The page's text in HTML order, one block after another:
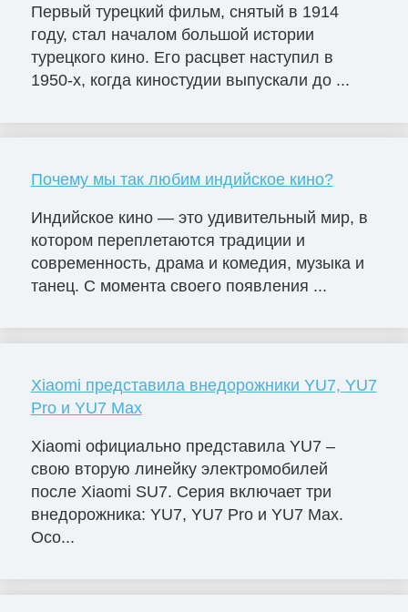
Первый турецкий фильм, снятый в 1914
году, стал началом большой истории
турецкого кино. Его расцвет наступил в
1950-х, когда киностудии выпускали до ...
Почему мы так любим индийское кино?
Индийское кино — это удивительный мир, в
котором переплетаются традиции и
современность, драма и комедия, музыка и
танец. С момента своего появления ...
Xiaomi представила внедорожники YU7, YU7
Pro и YU7 Max
Xiaomi официально представила YU7 –
свою вторую линейку электромобилей
после Xiaomi SU7. Серия включает три
внедорожника: YU7, YU7 Pro и YU7 Max.
Осо...